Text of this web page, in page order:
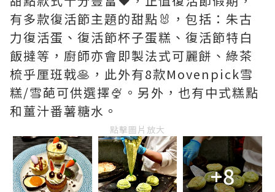
有多款復活節主題的甜點🐰，包括：朱古
力復活蛋、復活節杯子蛋糕、復活節特白
飯撻等，廚師亦會即製法式可麗餅、綠茶
梳乎厘班戟🥞，此外有8款Movenpick雪
糕/雪葩可供選擇🍨。另外，也有中式糕點
和薑汁番薯糖水。
點擊圖片放大
+8